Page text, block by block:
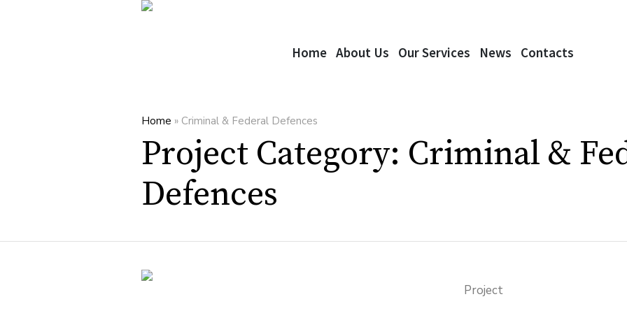
Home About Us Our Services News Contacts
Home » Criminal & Federal Defences
Project Category: Criminal &
Defences
Project